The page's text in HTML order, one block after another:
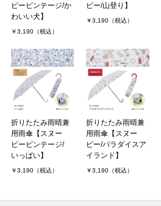
ピービンテージ/か
わいい犬】
￥3,190（税込）
ピー/山登り】
￥3,190（税込）
折りたたみ雨晴兼
用雨傘【スヌー
ピービンテージ/
いっぱい】
￥3,190（税込）
折りたたみ雨晴兼
用雨傘【スヌー
ピー/パラダイスア
イランド】
￥3,190（税込）